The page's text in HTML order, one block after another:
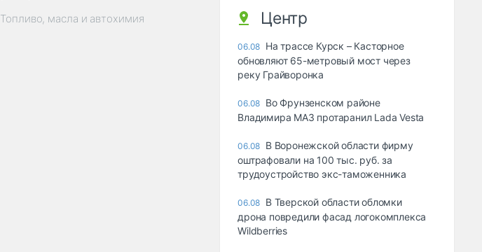
Топливо, масла и автохимия Центр
06.08 На трассе Курск – Касторное
обновляют 65-метровый мост через
реку Грайворонка
06.08 Во Фрунзенском районе
Владимира МАЗ протаранил Lada Vesta
06.08 В Воронежской области фирму
оштрафовали на 100 тыс. руб. за
трудоустройство экс-таможенника
06.08 В Тверской области обломки
дрона повредили фасад логокомплекса
Wildberries